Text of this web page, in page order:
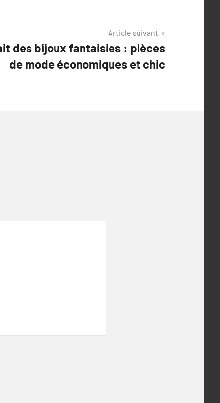
Article suivant
des bijoux fantaisies : pièces
de mode économiques et chic